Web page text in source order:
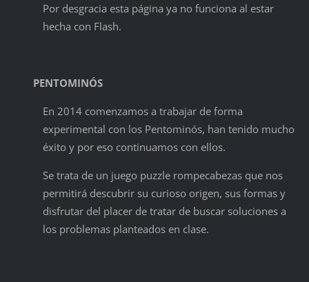
Por desgracia esta página ya no funciona al estar
hecha con Flash.
PENTOMINÓS
En 2014 comenzamos a trabajar de forma
experimental con los Pentominós, han tenido mucho
éxito y por eso continuamos con ellos.
Se trata de un juego puzzle rompecabezas que nos
permitirá descubrir su curioso origen, sus formas y
disfrutar del placer de tratar de buscar soluciones a
los problemas planteados en clase.